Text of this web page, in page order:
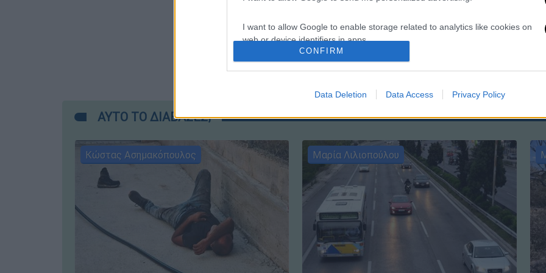
I want to allow Google to enable storage related to analytics like cookies on
web or device identifiers in apps.
I want to allow Google to enable storage related to functionality of the website
I want to allow Google to enable storage related to personalization.
authentication functionality and fraud prevention, and other user protection.
CONFIRM
Data Deletion Data Access Privacy Policy
ΑΥΤΟ ΤΟ ΔΙΑΒΑΣΕΣ;
Κώστας Ασημακόπουλος Μαρία Λιλιοπούλου